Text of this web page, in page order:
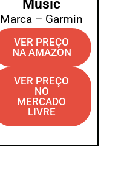
Music
Marca – Garmin
VER PREÇO
NA AMAZON
VER PREÇO
NO
MERCADO
LIVRE